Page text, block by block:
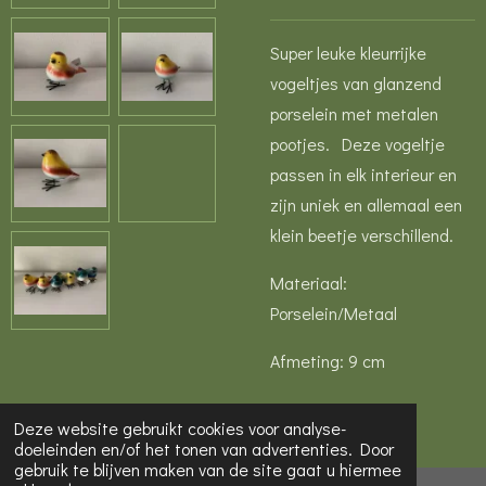
Deze website gebruikt cookies voor analyse-
doeleinden en/of het tonen van advertenties. Door
gebruik te blijven maken van de site gaat u hiermee
Super leuke kleurrijke
vogeltjes van glanzend
porselein met metalen
pootjes. Deze vogeltje
passen in elk interieur en
zijn uniek en allemaal een
klein beetje verschillend.
Materiaal:
Porselein/Metaal
Afmeting: 9 cm